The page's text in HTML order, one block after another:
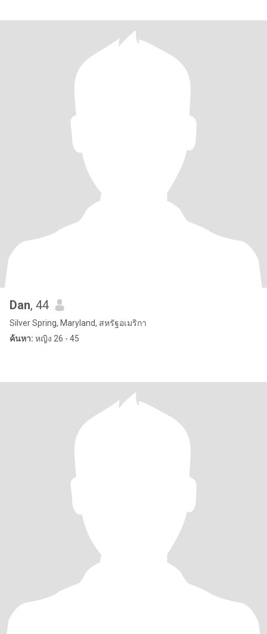
Dan, 44
Silver Spring, Maryland, สหรัฐอเมริกา
ค้นหา: หญิง 26 - 45